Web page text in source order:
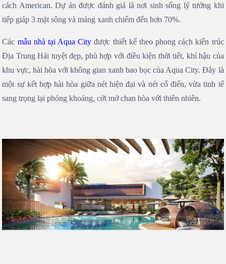
cách American. Dự án được đánh giá là nơi sinh sống lý tưởng khi
tiếp giáp 3 mặt sông và mảng xanh chiếm đến hơn 70%.
Các mẫu nhà tại Aqua City được thiết kế theo phong cách kiến trúc
Địa Trung Hải tuyệt đẹp, phù hợp với điều kiện thời tiết, khí hậu của
khu vực, hài hòa với không gian xanh bao bọc của Aqua City. Đây là
một sự kết hợp hài hòa giữa nét hiện đại và nét cổ điển, vừa tinh tế
sang trọng lại phóng khoáng, cởi mở chan hòa với thiên nhiên.